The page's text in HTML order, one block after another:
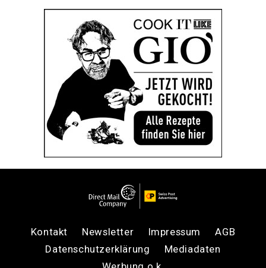
Kontakt Newsletter Impressum
AGB
Datenschutzerklärung
Mediadaten